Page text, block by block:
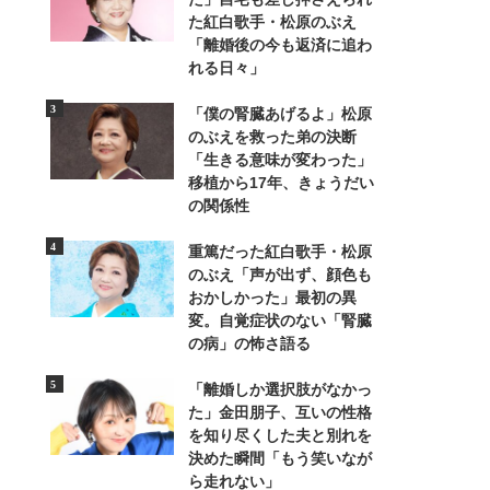
た紅白歌手・松原のぶえ
「離婚後の今も返済に追わ
れる日々」
「僕の腎臓あげるよ」松原
のぶえを救った弟の決断
「生きる意味が変わった」
移植から17年、きょうだい
の関係性
重篤だった紅白歌手・松原
のぶえ「声が出ず、顔色も
おかしかった」最初の異
変。自覚症状のない「腎臓
の病」の怖さ語る
「離婚しか選択肢がなかっ
た」金田朋子、互いの性格
を知り尽くした夫と別れを
決めた瞬間「もう笑いなが
ら走れない」